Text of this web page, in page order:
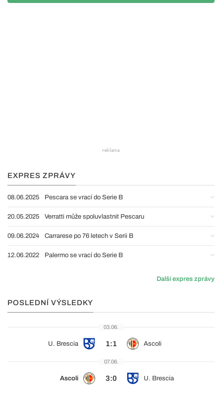
EXPRES ZPRÁVY
08.06.2025 Pescara se vrací do Serie B
20.05.2025 Verratti může spoluvlastnit Pescaru
09.06.2024 Carrarese po 76 letech v Serii B
12.06.2022 Palermo se vrací do Serie B
Další expres zprávy
POSLEDNÍ VÝSLEDKY
03.06.
U. Brescia 1:1 Ascoli
07.06.
Ascoli 3:0 U. Brescia